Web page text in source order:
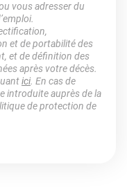
vous adresser du
et de portabilité des
et de définition des
après votre décès.
ici. En cas de
introduite auprès de la
de protection de